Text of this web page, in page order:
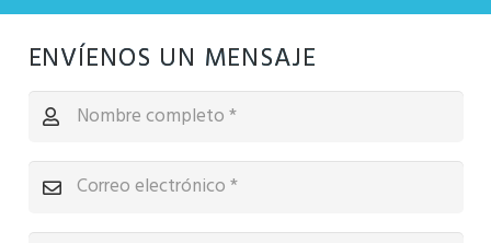
ENVÍENOS UN MENSAJE